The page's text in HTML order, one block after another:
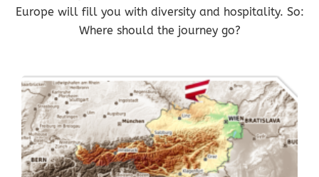
Europe will fill you with diversity and hospitality. So:
Where should the journey go?